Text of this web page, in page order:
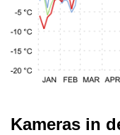
Kameras in